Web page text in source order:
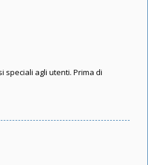
speciali agli utenti. Prima di